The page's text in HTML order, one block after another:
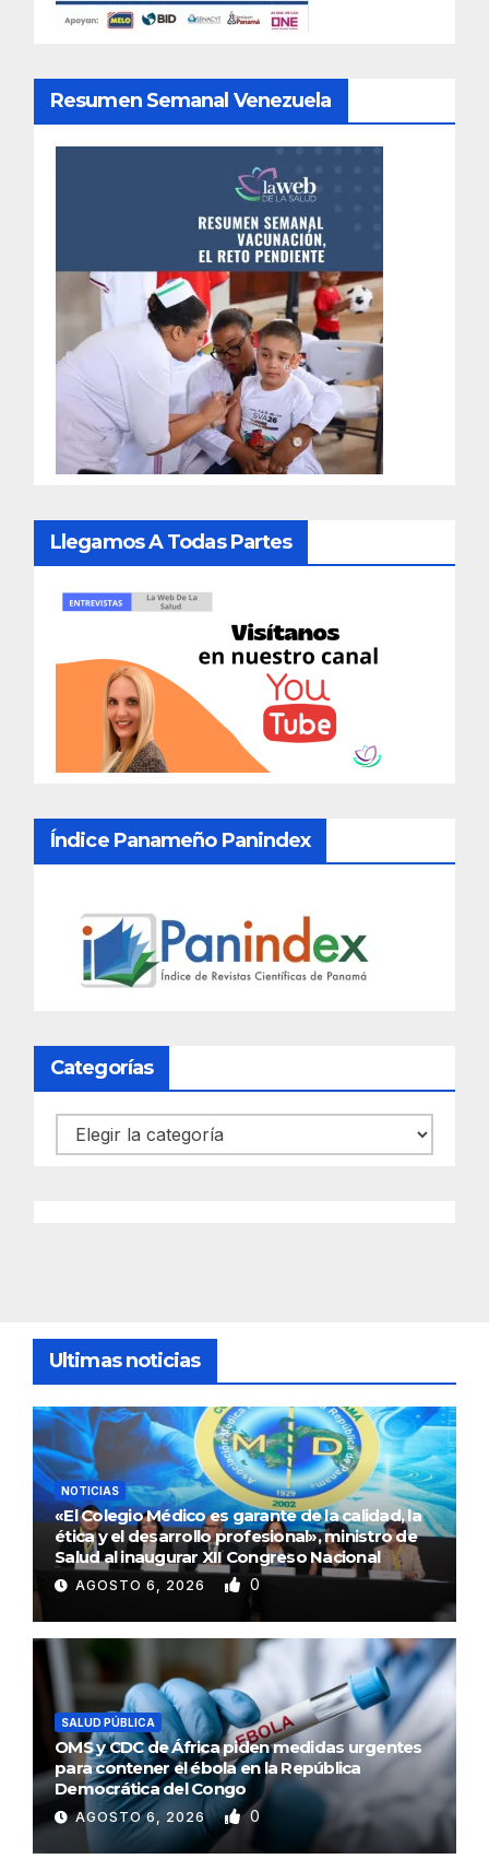
Resumen Semanal Venezuela
Llegamos A Todas Partes
Índice Panameño Panindex
Categorías
Categorías
Ultimas noticias
NOTICIAS
«El Colegio Médico es garante de la calidad, la
ética y el desarrollo profesional», ministro de
Salud al inaugurar XII Congreso Nacional
AGOSTO 6, 2026 0
SALUD PÚBLICA
OMS y CDC de África piden medidas urgentes
para contener el ébola en la República
Democrática del Congo
AGOSTO 6, 2026 0